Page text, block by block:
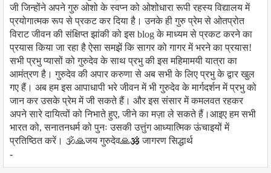
जी जिन्होंने अपने गुरु ओशो के स्वप्न को ओशोधारा रूपी रहस्य विद्यालय में
प्रयोगात्मक रूप से प्रकट कर दिया है। उनके ही गुरु प्रेम से ओतप्रोत
विराट जीवन की संक्षिप्त झांकी को इस blog के माध्यम से प्रकट करने का
प्रयास किया जा रहा है ऐसा समझें कि सागर को गागर में भरने का प्रयास!
सभी प्रभु प्यासों को गुरुदेव के साथ प्रभु की इस महिमामयी यात्रा का
आमंत्रण है। गुरुदेव की अपार करुणा से अब सभी के लिए प्रभु के द्वार खुल
गए हैं। अब हम इस आपाधापी भरे जीवन में भी गुरुदेव के मार्गदर्शन में प्रभु को
जान कर उसके प्रेम में जी सकते हैं। और इस संसार में कमलवत रहकर
अपने सारे दायित्वों को निभाते हुए, जीने का मज़ा ले सकते हैं।आइए हम सभी
भारत को, सनातनधर्म को पुनः उसकी उत्तुंग आध्यात्मिक ऊंचाइयों में
प्रतिष्ठित करें। 🕉️🙏जय गुरुदेव🙏🕉️ जागरण सिद्धार्थ
-